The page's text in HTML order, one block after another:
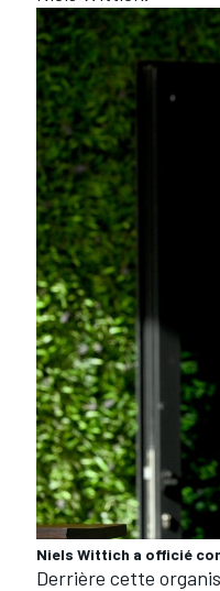
Niels Wittich a officié
Derrière cette